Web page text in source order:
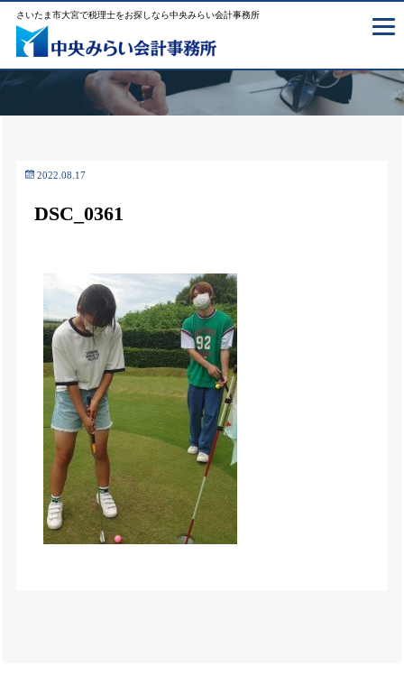
さいたま市大宮で税理士をお探しなら中央みらい会計事務所
2022.08.17
DSC_0361